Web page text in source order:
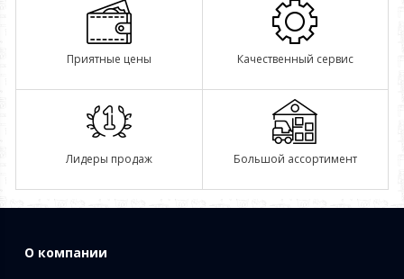
Приятные цены Качественный сервис
Лидеры продаж Большой ассортимент
О компании